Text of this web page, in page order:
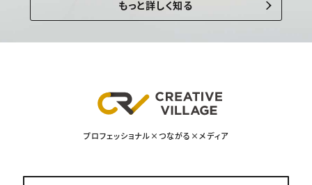
もっと詳しく知る
プロフェッショナル×つながる×メディア